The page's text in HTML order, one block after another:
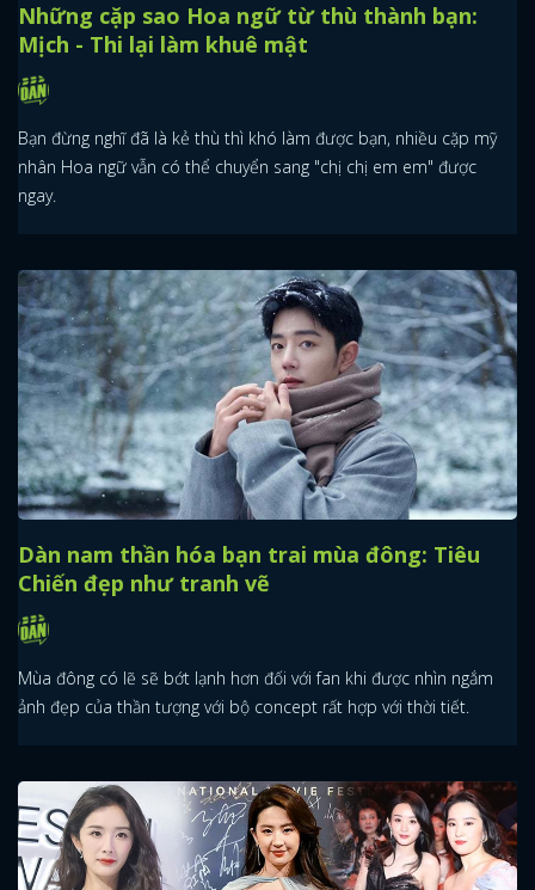
Những cặp sao Hoa ngữ từ thù thành bạn:
Mịch - Thi lại làm khuê mật
Bạn đừng nghĩ đã là kẻ thù thì khó làm được bạn, nhiều cặp mỹ
nhân Hoa ngữ vẫn có thể chuyển sang "chị chị em em" được
ngay.
Dàn nam thần hóa bạn trai mùa đông: Tiêu
Chiến đẹp như tranh vẽ
Mùa đông có lẽ sẽ bớt lạnh hơn đối với fan khi được nhìn ngắm
ảnh đẹp của thần tượng với bộ concept rất hợp với thời tiết.